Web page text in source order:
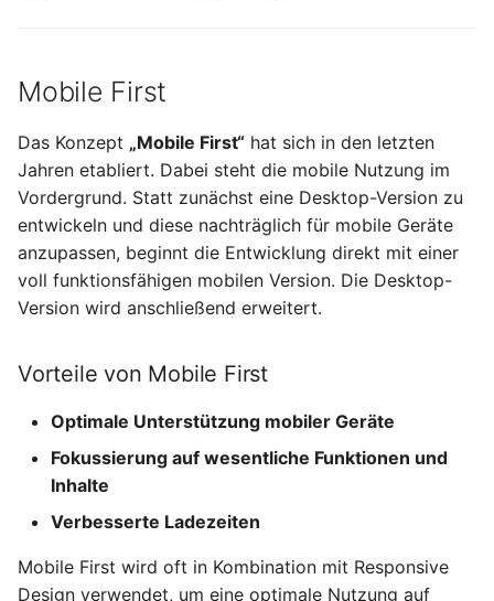
Positionieren von CSS-
Elementen
6.5 CSS-Tipps
6.5.1 Normalize.css
6.5.3 SCSS, Sass und Less
6.6 Selbsttest, Aufgabe und
Zusammenfassung zum
Kapitel CSS
Mobile First
Das Konzept „Mobile First“ hat sich in den letzten
Jahren etabliert. Dabei steht die mobile Nutzung im
Vordergrund. Statt zunächst eine Desktop-Version zu
entwickeln und diese nachträglich für mobile Geräte
anzupassen, beginnt die Entwicklung direkt mit einer
voll funktionsfähigen mobilen Version. Die Desktop-
Version wird anschließend erweitert.
Vorteile von Mobile First
Optimale Unterstützung mobiler Geräte
Fokussierung auf wesentliche Funktionen und
Inhalte
Verbesserte Ladezeiten
Mobile First wird oft in Kombination mit Responsive
Design verwendet, um eine optimale Nutzung auf